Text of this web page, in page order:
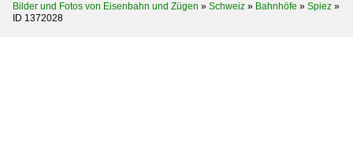
Bilder und Fotos von Eisenbahn und Zügen » Schweiz » Bahnhöfe » Spiez »
ID 1372028